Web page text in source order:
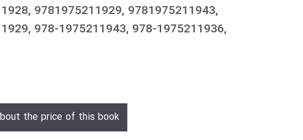
9781975211929, 9781975211943,
978-1975211943, 978-1975211936,
the price of this book